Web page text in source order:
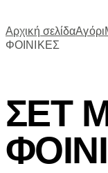
Αρχική σελίδαΑγόρι
ΦΟΙΝΙΚΕΣ
ΣΕΤ